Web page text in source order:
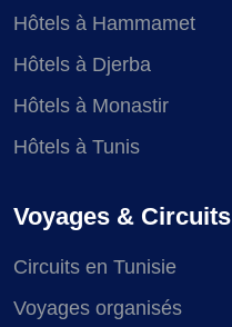
Hôtels à Hammamet
Hôtels à Djerba
Hôtels à Monastir
Hôtels à Tunis
Voyages & Circuits
Circuits en Tunisie
Voyages organisés